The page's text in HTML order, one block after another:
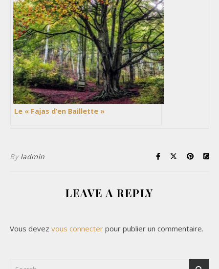
Le « Fajas d’en Baillette »
By ladmin
LEAVE A REPLY
Vous devez vous connecter pour publier un commentaire.